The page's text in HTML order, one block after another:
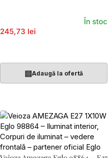
245,73 lei
În stoc
▤Adaugă la ofertă